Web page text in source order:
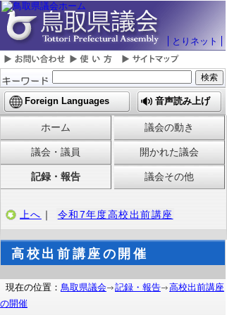
とりネット
Foreign Languages 音声読み上げ
ホーム 議会の動き
議会・議員 開かれた議会
記録・報告 議会その他
上へ ｜ 令和7年度高校出前講座
高校出前講座の開催
現在の位置： 鳥取県議会 記録・報告
高校出前講座
の開催